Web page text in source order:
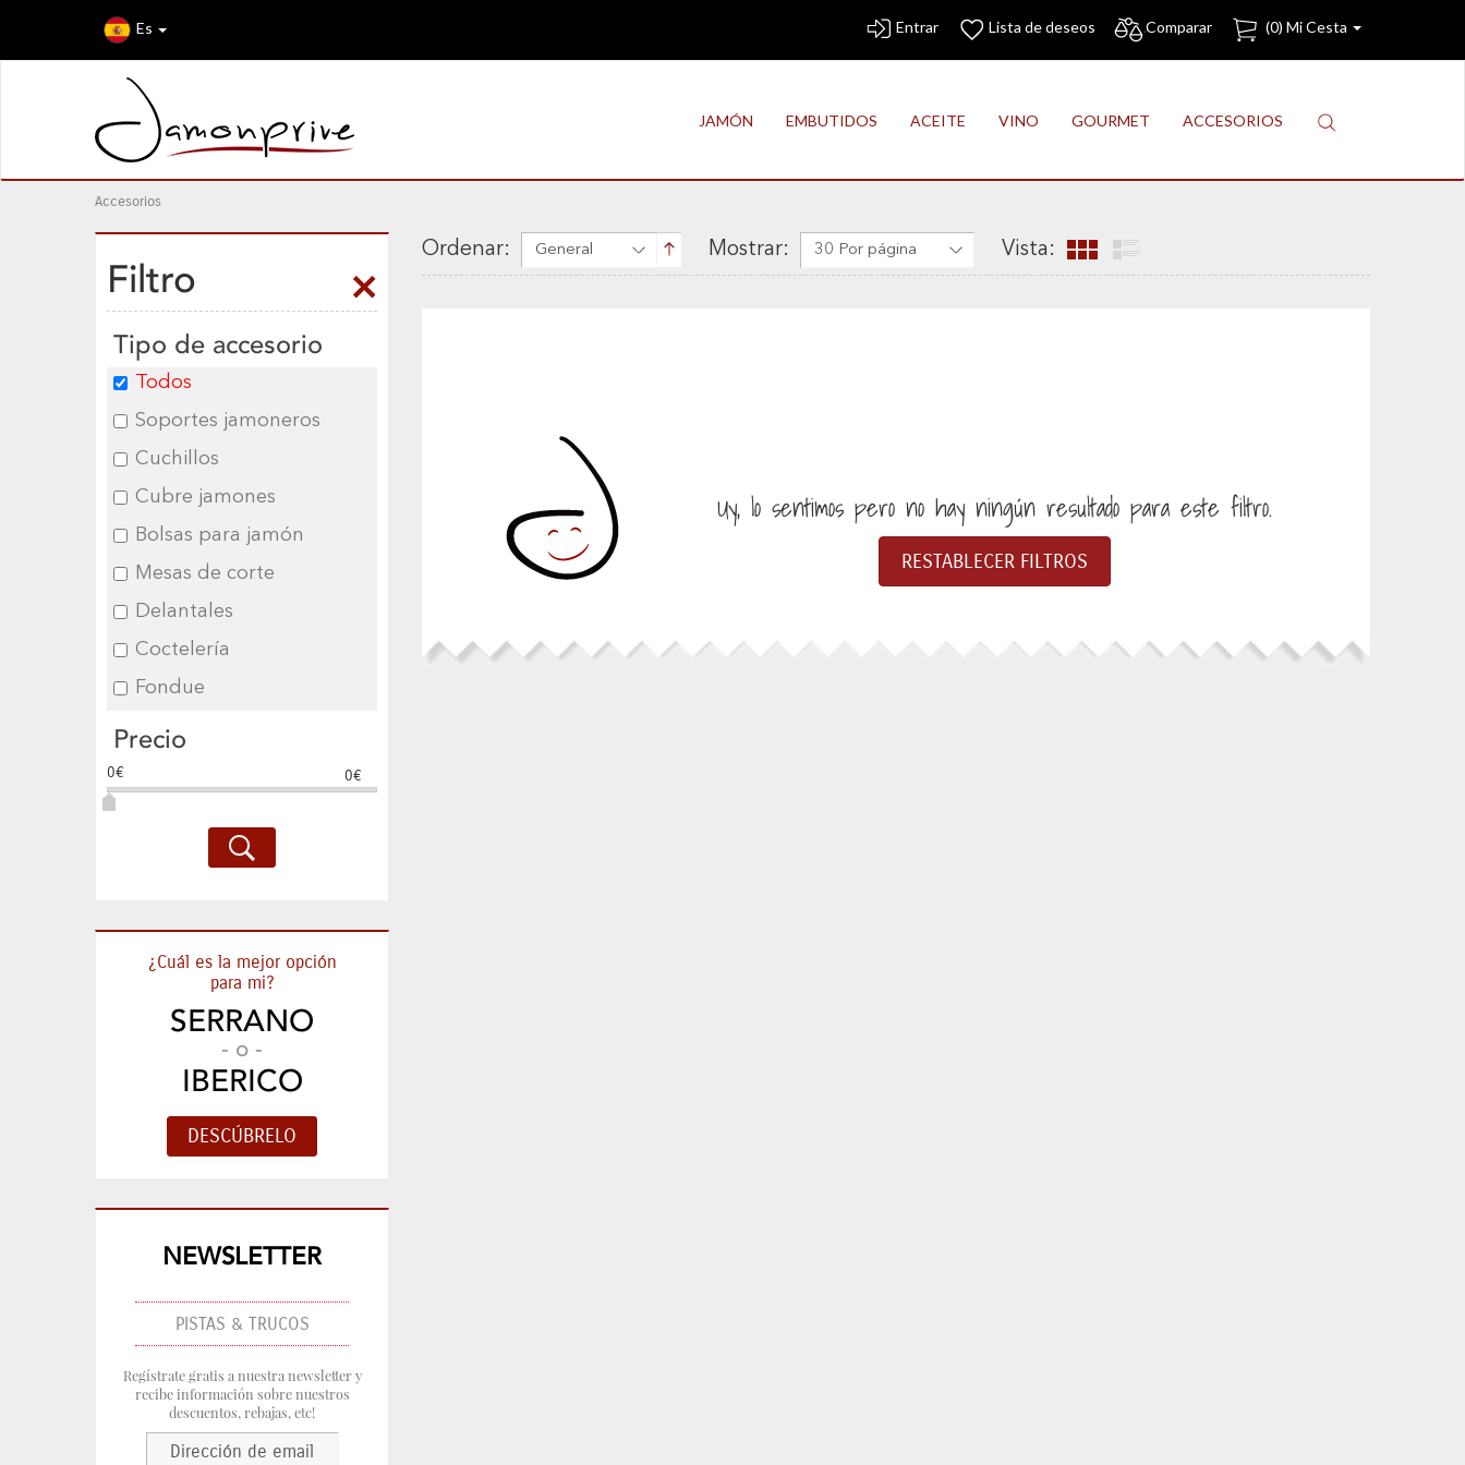
Es Entrar Lista de deseos Comparar (0) Mi Cesta
JAMÓN EMBUTIDOS ACEITE VINO GOURMET ACCESORIOS
Accesorios
Ordenar: General Mostrar: 30 Por página Vista:
Uy, lo sentimos pero no hay ningún resultado para este filtro.
Filtro
Tipo de accesorio
Todos
Soportes jamoneros
Cuchillos
Cubre jamones
Bolsas para jamón
Mesas de corte
Delantales
Coctelería
Fondue
Precio
0€ 0€
¿Cuál es la mejor opción
para mi?
SERRANO
- o -
IBERICO
NEWSLETTER
PISTAS & TRUCOS
Regístrate gratis a nuestra newsletter y
recibe información sobre nuestros
descuentos, rebajas, etc!